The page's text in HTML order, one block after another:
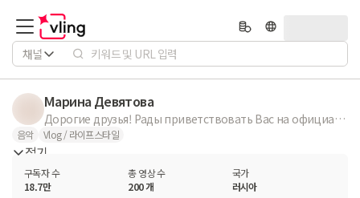
채널
Марина Девятова
Дорогие друзья! Рады приветствовать Вас на официальном канале Марины Девятовой. Всегда свежие видео: клипы, концерты, выступления и съемки. Официальный сайт - http://www.marinadevyatova.ru Facebook - https://www.facebook.com/marinadevyatova ВКонтакте - http://vk.com/club1513673 Telegram - https://t.me/marina_devyatova
음악 Vlog / 라이프스타일
접기
구독자 수
18.7만
총 영상 수
200 개
국가
러시아